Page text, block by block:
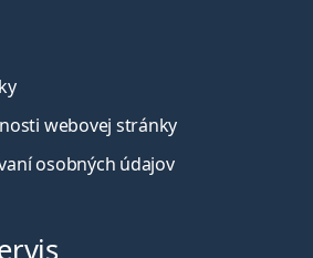
webovej stránky
osobných údajov